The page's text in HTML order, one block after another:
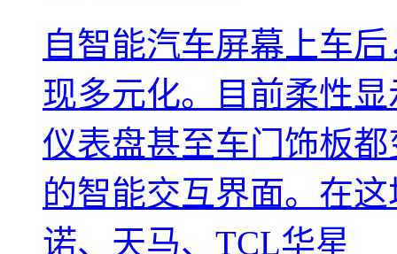
自智能汽车屏幕上车
现多元化。目前柔性
仪表盘甚至车门饰板
的智能交互界面。在
诺、天马、TCL华星